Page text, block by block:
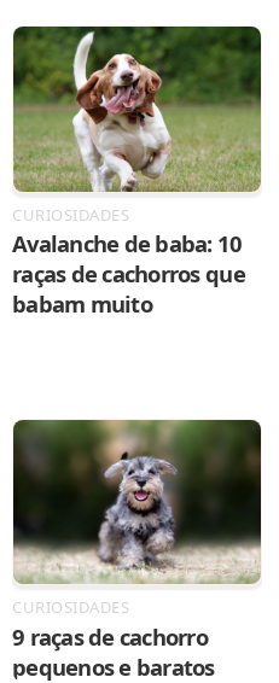
CURIOSIDADES
Avalanche de baba: 10
raças de cachorros que
babam muito
CURIOSIDADES
9 raças de cachorro
pequenos e baratos